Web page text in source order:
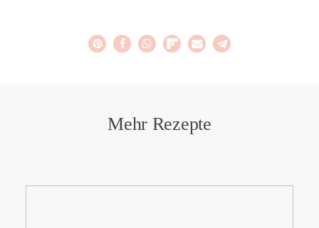
Mehr Rezepte